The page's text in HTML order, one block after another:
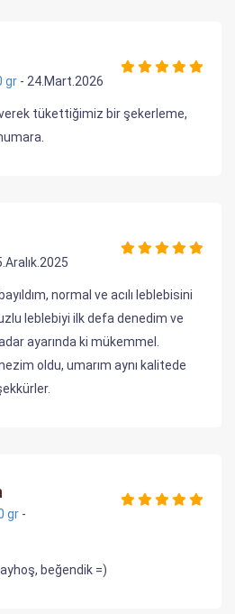
gr - 24.Mart.2026
tükettiğimiz bir şekerleme,
normal ve acılı leblebisini
leblebiyi ilk defa denedim ve
ayarında ki mükemmel.
oldu, umarım aynı kalitede
gr -
beğendik =)